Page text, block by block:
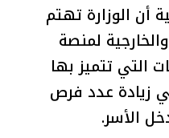
أن الوزارة تهتم
لمنصة
التي تتميز بها
زيادة عدد فرص
الأسر.